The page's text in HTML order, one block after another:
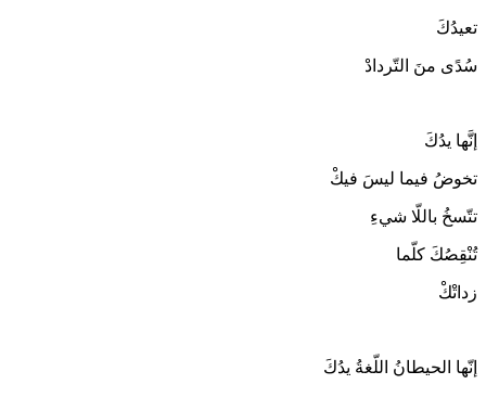
تعيدُكَ
سُدًى منَ التّردادْ
إنَّها يدُكَ
تخوضُ فيما ليسَ فيكْ
تتّسخُ باللّا شيءِ
تُنْقِصُكَ كلّما
زداتْكْ
إنّها الحيطانُ اللّغةُ يدُكَ